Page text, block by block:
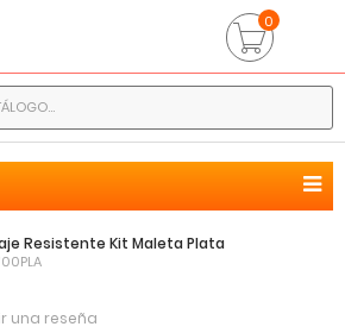
0
Resistente Kit Maleta Plata
una reseña